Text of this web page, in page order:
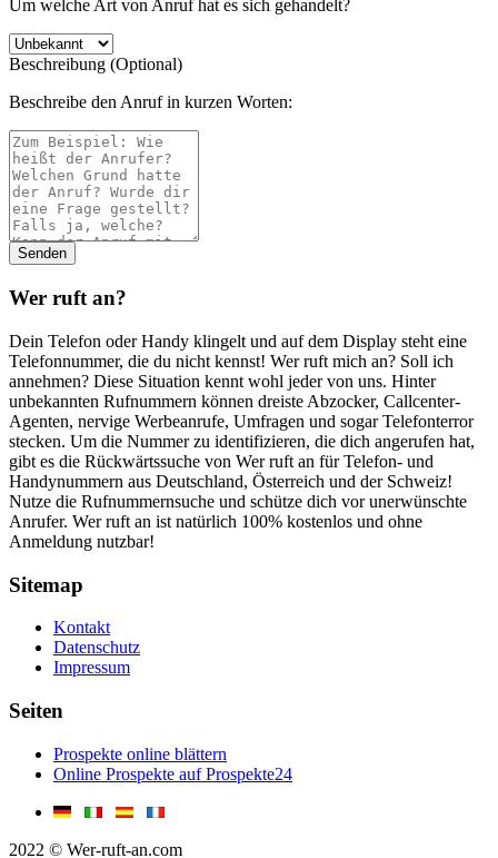
Um welche Art von Anruf hat es sich gehandelt?
Beschreibung (Optional)
Beschreibe den Anruf in kurzen Worten:
Wer ruft an?
Dein Telefon oder Handy klingelt und auf dem Display steht eine
Telefonnummer, die du nicht kennst! Wer ruft mich an? Soll ich
annehmen? Diese Situation kennt wohl jeder von uns. Hinter
unbekannten Rufnummern können dreiste Abzocker, Callcenter-
Agenten, nervige Werbeanrufe, Umfragen und sogar Telefonterror
stecken. Um die Nummer zu identifizieren, die dich angerufen hat,
gibt es die Rückwärtssuche von Wer ruft an für Telefon- und
Handynummern aus Deutschland, Österreich und der Schweiz!
Nutze die Rufnummernsuche und schütze dich vor unerwünschte
Anrufer. Wer ruft an ist natürlich 100% kostenlos und ohne
Anmeldung nutzbar!
Sitemap
Kontakt
Datenschutz
Impressum
Seiten
Prospekte online blättern
Online Prospekte auf Prospekte24
2022 © Wer-ruft-an.com